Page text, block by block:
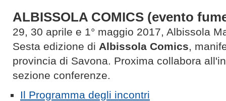
ALBISSOLA COMICS (evento
29, 30 aprile e 1° maggio 2017, Albissola
Sesta edizione di Albissola Comics,
provincia di Savona. Proxima collabora
sezione conferenze.
Il Programma degli incontri